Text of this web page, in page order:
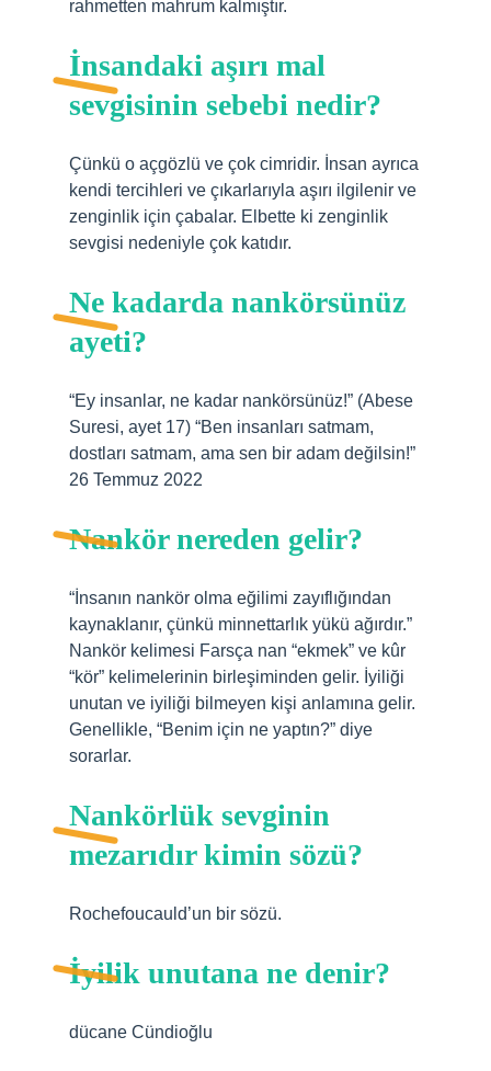
rahmetten mahrum kalmıştır.
İnsandaki aşırı mal
sevgisinin sebebi nedir?
Çünkü o açgözlü ve çok cimridir. İnsan ayrıca
kendi tercihleri ​​ve çıkarlarıyla aşırı ilgilenir ve
zenginlik için çabalar. Elbette ki zenginlik
sevgisi nedeniyle çok katıdır.
Ne kadarda nankörsünüz
ayeti?
“Ey insanlar, ne kadar nankörsünüz!” (Abese
Suresi, ayet 17) “Ben insanları satmam,
dostları satmam, ama sen bir adam değilsin!”
26 Temmuz 2022
Nankör nereden gelir?
“İnsanın nankör olma eğilimi zayıflığından
kaynaklanır, çünkü minnettarlık yükü ağırdır.”
Nankör kelimesi Farsça nan “ekmek” ve kûr
“kör” kelimelerinin birleşiminden gelir. İyiliği
unutan ve iyiliği bilmeyen kişi anlamına gelir.
Genellikle, “Benim için ne yaptın?” diye
sorarlar.
Nankörlük sevginin
mezarıdır kimin sözü?
Rochefoucauld’un bir sözü.
İyilik unutana ne denir?
dücane Cündioğlu